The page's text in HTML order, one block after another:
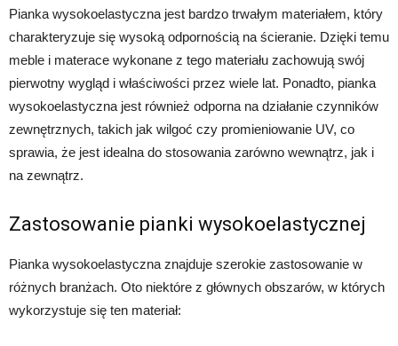
Pianka wysokoelastyczna jest bardzo trwałym materiałem, który
charakteryzuje się wysoką odpornością na ścieranie. Dzięki temu
meble i materace wykonane z tego materiału zachowują swój
pierwotny wygląd i właściwości przez wiele lat. Ponadto, pianka
wysokoelastyczna jest również odporna na działanie czynników
zewnętrznych, takich jak wilgoć czy promieniowanie UV, co
sprawia, że jest idealna do stosowania zarówno wewnątrz, jak i
na zewnątrz.
Zastosowanie pianki wysokoelastycznej
Pianka wysokoelastyczna znajduje szerokie zastosowanie w
różnych branżach. Oto niektóre z głównych obszarów, w których
wykorzystuje się ten materiał: